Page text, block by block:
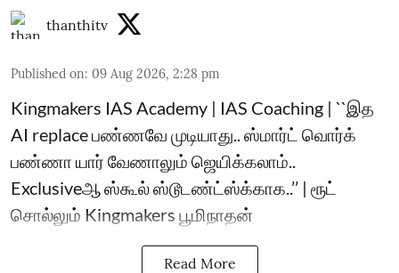
thanthitv
Published on: 09 Aug 2026, 2:28 pm
Kingmakers IAS Academy | IAS Coaching | ``இத
AI replace பண்ணவே முடியாது.. ஸ்மார்ட் வொர்க்
பண்ணா யார் வேணாலும் ஜெயிக்கலாம்..
Exclusiveஆ ஸ்கூல் ஸ்டூடண்ட்ஸ்க்காக..’’ | ரூட்
சொல்லும் Kingmakers பூமிநாதன்
Read More